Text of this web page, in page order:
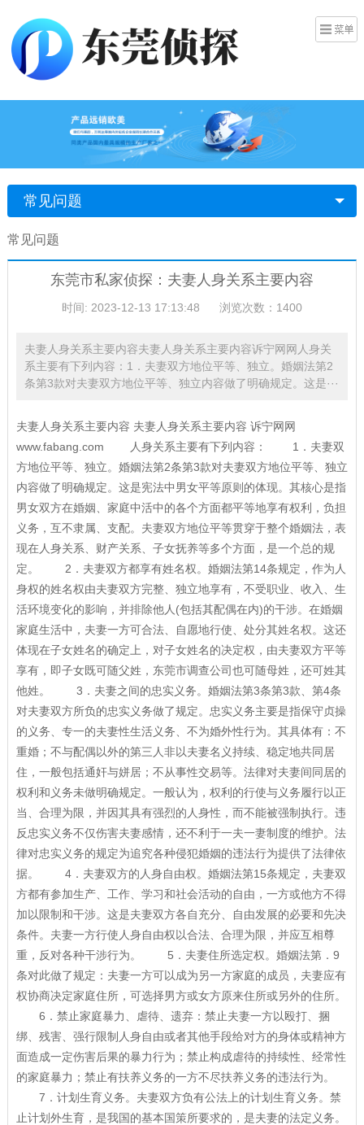
常见问题
常见问题
东莞市私家侦探：夫妻人身关系主要内容
时间: 2023-12-13 17:13:48 浏览次数：1400
夫妻人身关系主要内容夫妻人身关系主要内容诉宁网网人身关
系主要有下列内容：1．夫妻双方地位平等、独立。婚姻法第2
条第3款对夫妻双方地位平等、独立内容做了明确规定。这是···
夫妻人身关系主要内容 夫妻人身关系主要内容 诉宁网网
www.fabang.com 人身关系主要有下列内容： 1．夫妻双
方地位平等、独立。婚姻法第2条第3款对夫妻双方地位平等、独立
内容做了明确规定。这是宪法中男女平等原则的体现。其核心是指
男女双方在婚姻、家庭中活中的各个方面都平等地享有权利，负担
义务，互不隶属、支配。夫妻双方地位平等贯穿于整个婚姻法，表
现在人身关系、财产关系、子女抚养等多个方面，是一个总的规
定。 2．夫妻双方都享有姓名权。婚姻法第14条规定，作为人
身权的姓名权由夫妻双方完整、独立地享有，不受职业、收入、生
活环境变化的影响，并排除他人(包括其配偶在内)的干涉。在婚姻
家庭生活中，夫妻一方可合法、自愿地行使、处分其姓名权。这还
体现在子女姓名的确定上，对子女姓名的决定权，由夫妻双方平等
享有，即子女既可随父姓，东莞市调查公司也可随母姓，还可姓其
他姓。 3．夫妻之间的忠实义务。婚姻法第3条第3款、第4条
对夫妻双方所负的忠实义务做了规定。忠实义务主要是指保守贞操
的义务、专一的夫妻性生活义务、不为婚外性行为。其具体有：不
重婚；不与配偶以外的第三人非以夫妻名义持续、稳定地共同居
住，一般包括通奸与姘居；不从事性交易等。法律对夫妻间同居的
权利和义务未做明确规定。一般认为，权利的行使与义务履行以正
当、合理为限，并因其具有强烈的人身性，而不能被强制执行。违
反忠实义务不仅伤害夫妻感情，还不利于一夫一妻制度的维护。法
律对忠实义务的规定为追究各种侵犯婚姻的违法行为提供了法律依
据。 4．夫妻双方的人身自由权。婚姻法第15条规定，夫妻双
方都有参加生产、工作、学习和社会活动的自由，一方或他方不得
加以限制和干涉。这是夫妻双方各自充分、自由发展的必要和先决
条件。夫妻一方行使人身自由权以合法、合理为限，并应互相尊
重，反对各种干涉行为。 5．夫妻住所选定权。婚姻法第．9
条对此做了规定：夫妻一方可以成为另一方家庭的成员，夫妻应有
权协商决定家庭住所，可选择男方或女方原来住所或另外的住所。
6．禁止家庭暴力、虐待、遗弃：禁止夫妻一方以殴打、捆
绑、残害、强行限制人身自由或者其他手段给对方的身体或精神方
面造成一定伤害后果的暴力行为；禁止构成虐待的持续性、经常性
的家庭暴力；禁止有扶养义务的一方不尽扶养义务的违法行为。
7．计划生育义务。夫妻双方负有公法上的计划生育义务。禁
止计划外生育，是我国的基本国策所要求的，是夫妻的法定义务。